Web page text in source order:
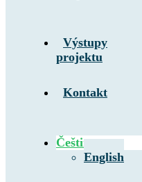
Výstupy
projektu
Kontakt
Čeština
English